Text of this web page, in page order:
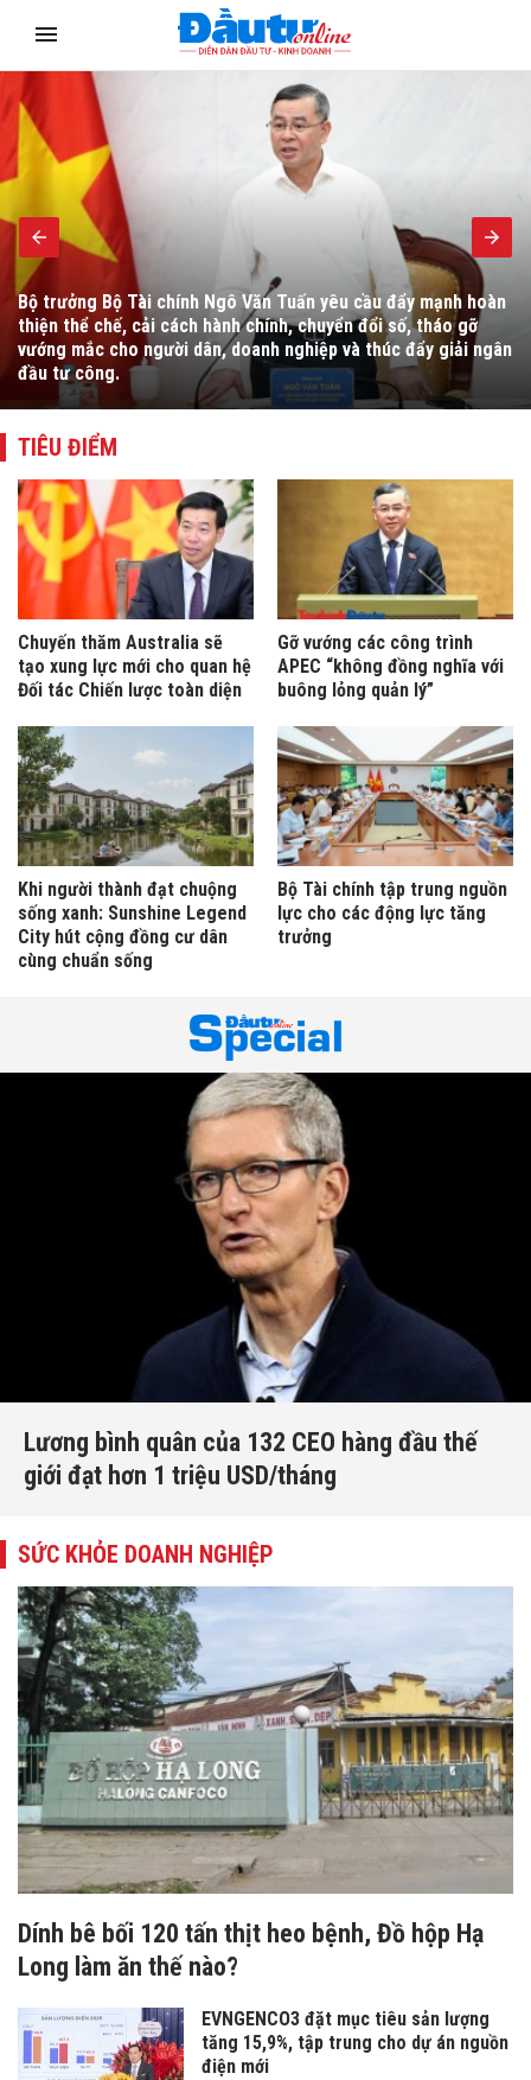
Ngoại giao kinh tế đang chuyển mạnh sang “kiến tạo phát
triển”, lấy doanh nghiệp làm trung tâm, hỗ trợ kết nối nguồn
lực, mở rộng thị trường, thu hút đầu tư, công nghệ và nâng
cao năng lực cạnh tranh quốc tế.
TIÊU ĐIỂM
Chuyến thăm Australia sẽ
tạo xung lực mới cho quan hệ
Đối tác Chiến lược toàn diện
Gỡ vướng các công trình
APEC “không đồng nghĩa với
buông lỏng quản lý”
Khi người thành đạt chuộng
sống xanh: Sunshine Legend
City hút cộng đồng cư dân
cùng chuẩn sống
Bộ Tài chính tập trung nguồn
lực cho các động lực tăng
trưởng
Lương bình quân của 132 CEO hàng đầu thế
giới đạt hơn 1 triệu USD/tháng
SỨC KHỎE DOANH NGHIỆP
Dính bê bối 120 tấn thịt heo bệnh, Đồ hộp Hạ
Long làm ăn thế nào?
EVNGENCO3 đặt mục tiêu sản lượng
tăng 15,9%, tập trung cho dự án nguồn
điện mới